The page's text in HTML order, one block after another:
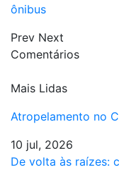
ônibus
Prev Next
Comentários
Mais Lidas
Atropelamento no
10 jul, 2026
De volta às raízes: